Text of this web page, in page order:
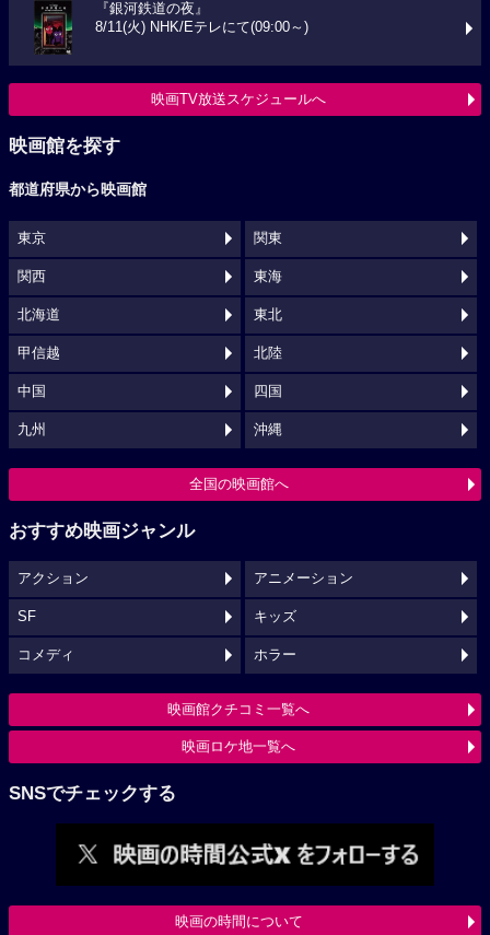
『銀河鉄道の夜』
8/11(火) NHK/Eテレにて(09:00～)
映画TV放送スケジュールへ
映画館を探す
都道府県から映画館
東京 関東
関西 東海
北海道 東北
甲信越 北陸
中国 四国
九州 沖縄
全国の映画館へ
おすすめ映画ジャンル
アクション アニメーション
SF キッズ
コメディ ホラー
映画館クチコミ一覧へ
映画ロケ地一覧へ
SNSでチェックする
映画の時間について